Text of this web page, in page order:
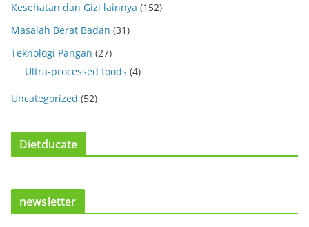
Kesehatan dan Gizi lainnya (152)
Masalah Berat Badan (31)
Teknologi Pangan (27)
Ultra-processed foods (4)
Uncategorized (52)
Dietducate
newsletter